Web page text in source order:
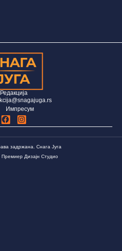
Редакција
Импресум
задржана. Снага Југа
Премиер Дизајн Студио